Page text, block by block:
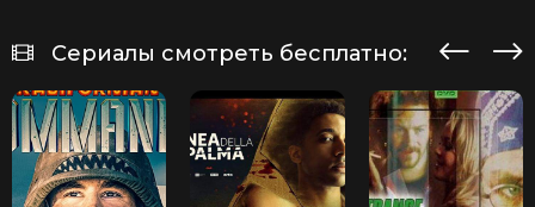
Сериалы смотреть бесплатно: